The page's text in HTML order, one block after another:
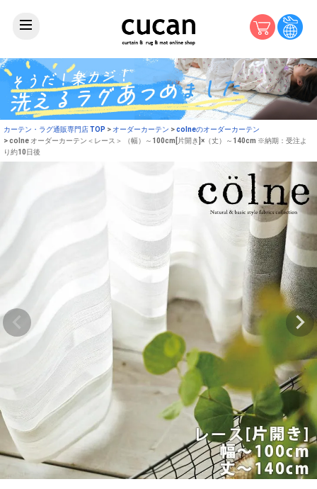
カーテン・ラグ通販専門店 TOP オーダーカーテン
colneのオーダーカーテン
colne オーダーカーテン＜レース＞ （幅）～100cm[片開き]×（丈）～140cm ※納期：受注よ
り約10日後